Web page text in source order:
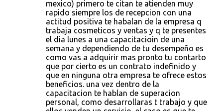
mexico) primero te citan te atienden muy
rapido siempre los de recepcion con una
actitud positiva te habalan de la empresa q
trabaja cosmeticos y ventas y q te presentes
el dia lunes a una capacitacioin de una
semana y dependiendo de tu desempeño es
como vas a adquirir mas pronto tu contarto
que por cierto es un contrato indefinido y
que en ninguna otra empresa te ofrece estos
beneficios. una vez dentro de la
capacitacion te hablan de superacion
personal, como desarrollaras t trabajo y que